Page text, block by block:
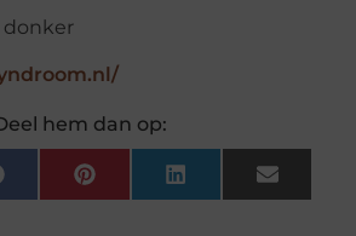
hem dan op:
FacebookPinterestLinkedInEmail